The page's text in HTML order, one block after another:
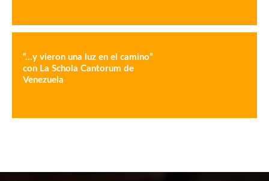
“…y vieron una luz en el camino”
con La Schola Cantorum de
Venezuela